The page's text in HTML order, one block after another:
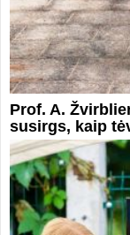
Prof. A.
susirgs, kaip